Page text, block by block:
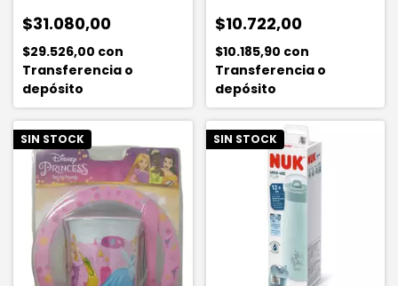
$31.080,00
$29.526,00 con
Transferencia o
depósito
$10.722,00
$10.185,90 con
Transferencia o
depósito
SIN STOCK SIN STOCK